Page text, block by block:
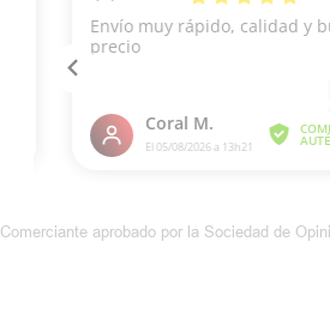
Comerciante aprobado por la Sociedad de